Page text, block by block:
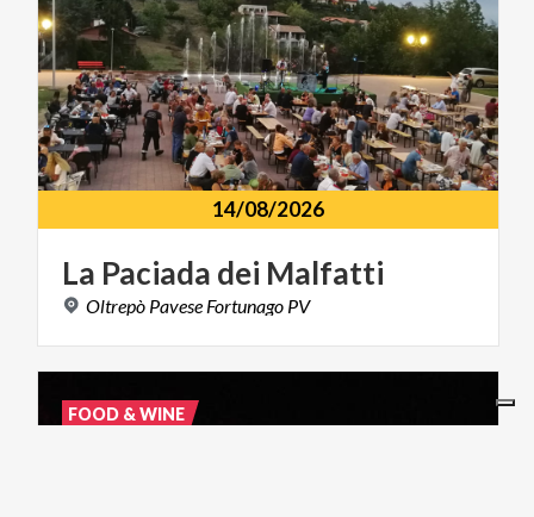
14/08/2026
La Paciada dei Malfatti
Oltrepò Pavese Fortunago PV
FOOD & WINE